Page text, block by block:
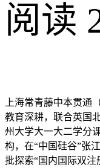
阅读
上海常青藤中本贯通
教育深耕，联合英国
州大学大一大二学分
构，在“中国硅谷”张
批探索“国内国际双